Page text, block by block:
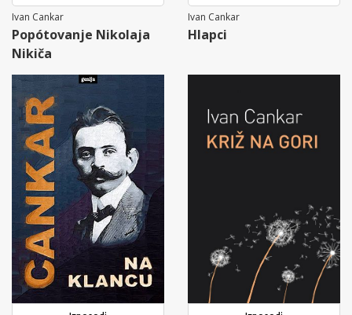
Ivan Cankar
Popótovanje Nikolaja
Nikiča
Ivan Cankar
Hlapci